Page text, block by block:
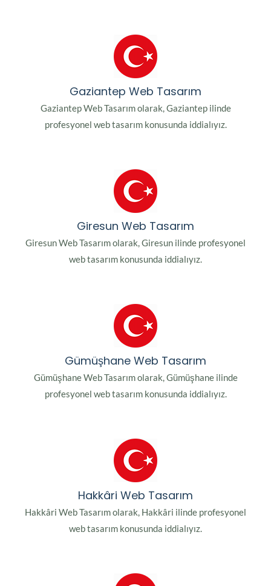
Gaziantep Web Tasarım
Gaziantep Web Tasarım olarak, Gaziantep ilinde
profesyonel web tasarım konusunda iddialıyız.
Giresun Web Tasarım
Giresun Web Tasarım olarak, Giresun ilinde profesyonel
web tasarım konusunda iddialıyız.
Gümüşhane Web Tasarım
Gümüşhane Web Tasarım olarak, Gümüşhane ilinde
profesyonel web tasarım konusunda iddialıyız.
Hakkâri Web Tasarım
Hakkâri Web Tasarım olarak, Hakkâri ilinde profesyonel
web tasarım konusunda iddialıyız.